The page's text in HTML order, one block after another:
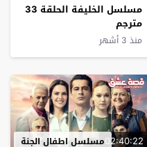
مسلسل الخليفة الحلقة 33
مترجم
منذ 3 أشهر
02:40:22مسلسل اطفال الجنة